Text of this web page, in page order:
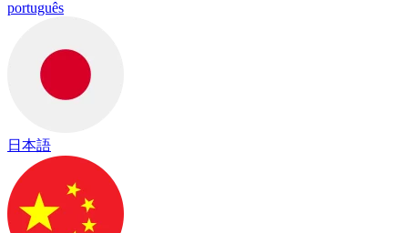
português
日本語